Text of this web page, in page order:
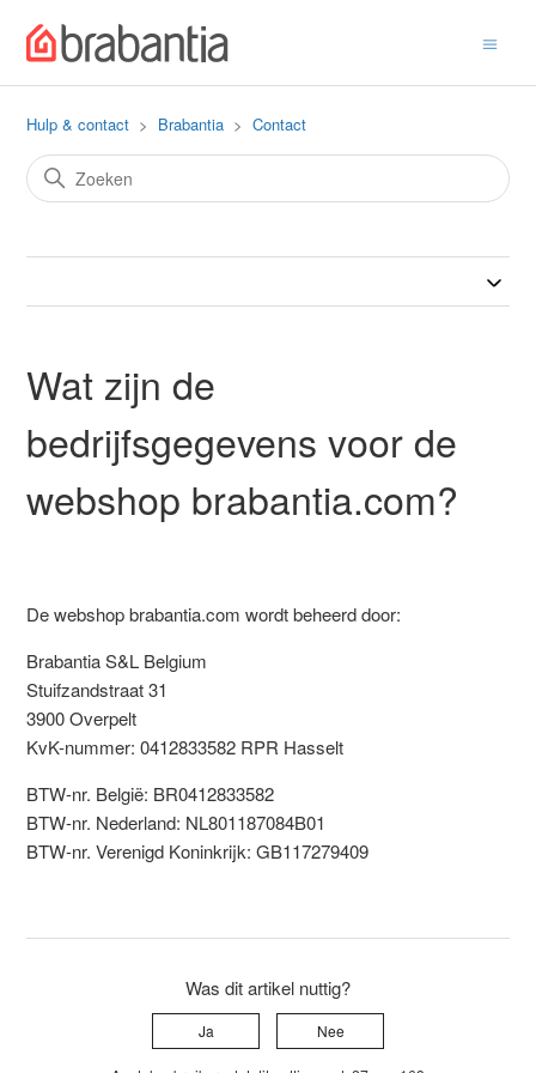
Hulp & contact Brabantia Contact
Wat zijn de
bedrijfsgegevens voor de
webshop brabantia.com?
De webshop brabantia.com wordt beheerd door:
Brabantia S&L Belgium
Stuifzandstraat 31
3900 Overpelt
KvK-nummer: 0412833582 RPR Hasselt
BTW-nr. België: BR0412833582
BTW-nr. Nederland: NL801187084B01
BTW-nr. Verenigd Koninkrijk: GB117279409
Was dit artikel nuttig?
Ja Nee